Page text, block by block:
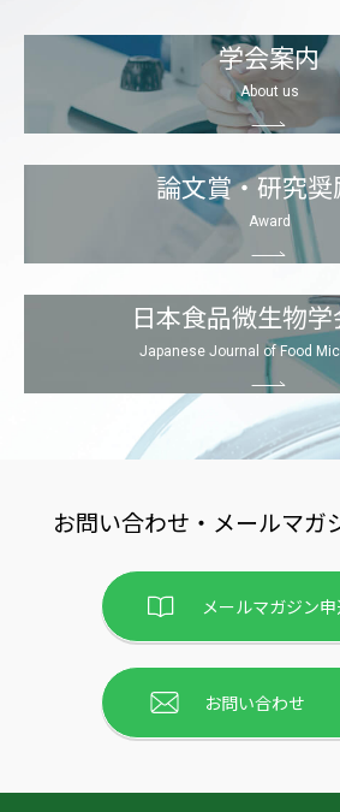
学会案内
About us
論文賞・研究奨
Award
日本食品微生物
Japanese Journal of Food
お問い合わせ・ メールマガ
メールマガジン
お問い合わせ